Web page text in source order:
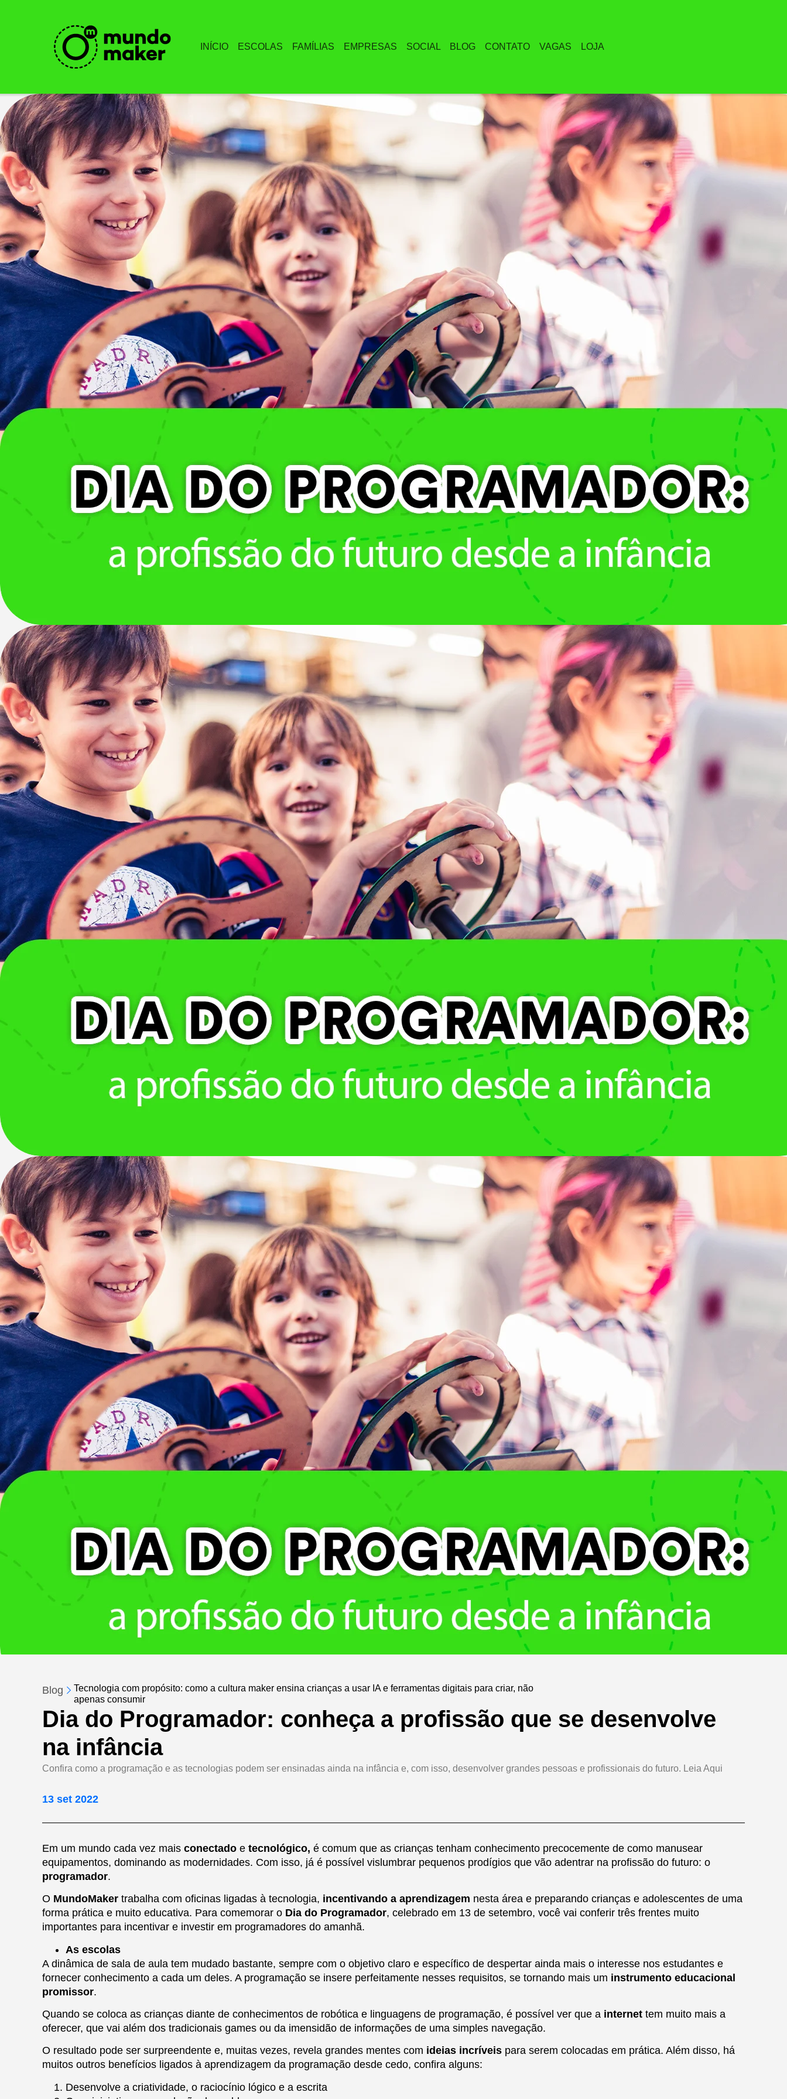
INÍCIO ESCOLAS FAMÍLIAS EMPRESAS SOCIAL BLOG CONTATO VAGAS LOJA
Blog
Tecnologia com propósito: como a cultura maker ensina crianças a usar IA e ferramentas digitais para criar, não
apenas consumir
Dia do Programador: conheça a profissão que se desenvolve
na infância
Confira como a programação e as tecnologias podem ser ensinadas ainda na infância e, com isso, desenvolver grandes pessoas e profissionais do futuro. Leia Aqui
13 set 2022
Em um mundo cada vez mais conectado e tecnológico, é comum que as crianças tenham conhecimento precocemente de como manusear
equipamentos, dominando as modernidades. Com isso, já é possível vislumbrar pequenos prodígios que vão adentrar na profissão do futuro: o
programador.
O MundoMaker trabalha com oficinas ligadas à tecnologia, incentivando a aprendizagem nesta área e preparando crianças e adolescentes de uma
forma prática e muito educativa. Para comemorar o Dia do Programador, celebrado em 13 de setembro, você vai conferir três frentes muito
importantes para incentivar e investir em programadores do amanhã.
As escolas
A dinâmica de sala de aula tem mudado bastante, sempre com o objetivo claro e específico de despertar ainda mais o interesse nos estudantes e
fornecer conhecimento a cada um deles. A programação se insere perfeitamente nesses requisitos, se tornando mais um instrumento educacional
promissor.
Quando se coloca as crianças diante de conhecimentos de robótica e linguagens de programação, é possível ver que a internet tem muito mais a
oferecer, que vai além dos tradicionais games ou da imensidão de informações de uma simples navegação.
O resultado pode ser surpreendente e, muitas vezes, revela grandes mentes com ideias incríveis para serem colocadas em prática. Além disso, há
muitos outros benefícios ligados à aprendizagem da programação desde cedo, confira alguns:
Desenvolve a criatividade, o raciocínio lógico e a escrita